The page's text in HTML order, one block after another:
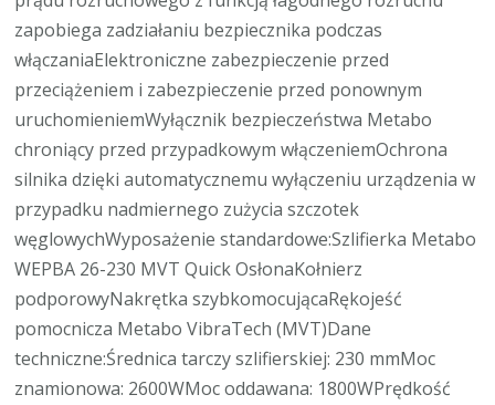
zapobiega zadziałaniu bezpiecznika podczas
włączaniaElektroniczne zabezpieczenie przed
przeciążeniem i zabezpieczenie przed ponownym
uruchomieniemWyłącznik bezpieczeństwa Metabo
chroniący przed przypadkowym włączeniemOchrona
silnika dzięki automatycznemu wyłączeniu urządzenia w
przypadku nadmiernego zużycia szczotek
węglowychWyposażenie standardowe:Szlifierka Metabo
WEPBA 26-230 MVT Quick OsłonaKołnierz
podporowyNakrętka szybkomocującaRękojeść
pomocnicza Metabo VibraTech (MVT)Dane
techniczne:Średnica tarczy szlifierskiej: 230 mmMoc
znamionowa: 2600WMoc oddawana: 1800WPrędkość